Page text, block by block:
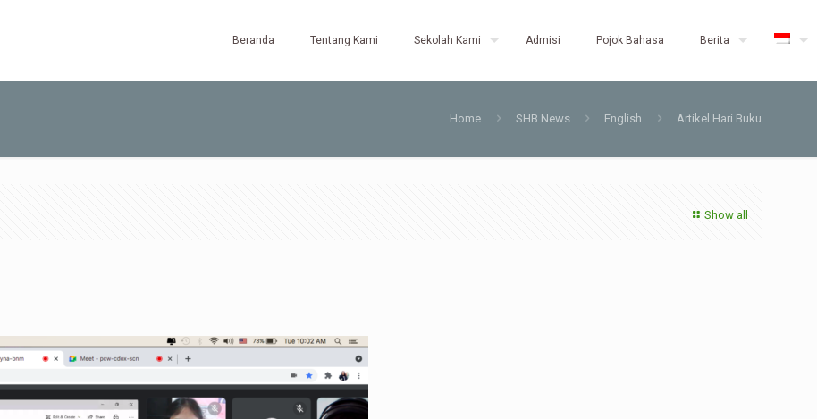
Beranda Tentang Kami Sekolah Kami Admisi Pojok Bahasa Berita
Home SHB News English Artikel Hari Buku
Show all